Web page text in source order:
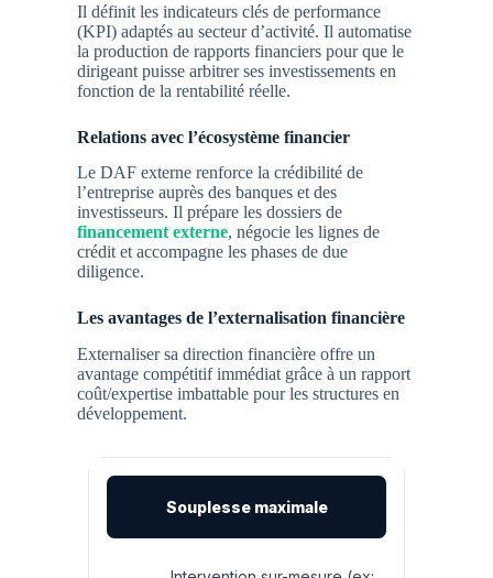
Il définit les indicateurs clés de performance
(KPI) adaptés au secteur d’activité. Il automatise
la production de rapports financiers pour que le
dirigeant puisse arbitrer ses investissements en
fonction de la rentabilité réelle.
Relations avec l’écosystème financier
Le DAF externe renforce la crédibilité de
l’entreprise auprès des banques et des
investisseurs. Il prépare les dossiers de
financement externe, négocie les lignes de
crédit et accompagne les phases de due
diligence.
Les avantages de l’externalisation financière
Externaliser sa direction financière offre un
avantage compétitif immédiat grâce à un rapport
coût/expertise imbattable pour les structures en
développement.
Souplesse maximale